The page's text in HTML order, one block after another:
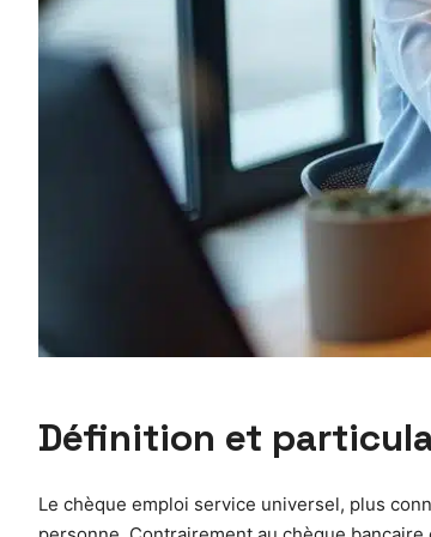
Définition et
Le chèque emploi service universel, plus